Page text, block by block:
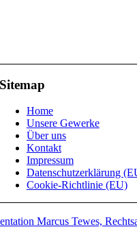
Sitemap
Home
Unsere Gewerke
Über uns
Kontakt
Impressum
Datenschutzerklärung
Cookie-Richtlinie (EU)
Marcus Tewes,